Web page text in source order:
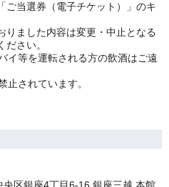
当選券（電子チケット）」のキ
ました内容は変更・中止となる
さい。
イ等を運転される方の飲酒はご遠
止されています。